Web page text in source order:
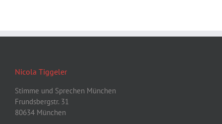
Nicola Tiggeler
Stimme und Sprechen München
Frundsbergstr. 31
80634 München